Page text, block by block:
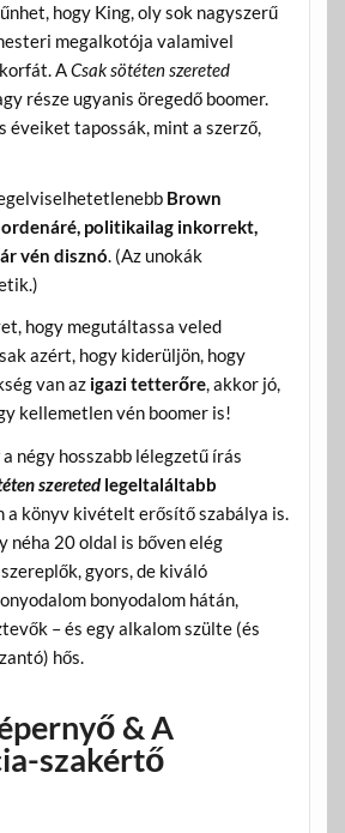
hogy King, oly sok nagyszerű
megalkotója valamivel
ACsak sötéten szereted
része ugyanis öregedő boomer.
éveiket tapossák, mint a szerző,
Brown
ordenáré, politikailag inkorrekt,
vén disznó. (Az unokák
hogy megutáltassa veled
azért, hogy kiderüljön, hogy
van az igazi tetterőre, akkor jó,
kellemetlen vén boomer is!
a négy hosszabb lélegzetű írás
szeretedlegeltaláltabb
a könyv kivételt erősítő szabálya is.
néha 20 oldal is bőven elég
gyors, de kiváló
bonyodalom hátán,
– és egy alkalom szülte (és
hős.
& A
szakértő